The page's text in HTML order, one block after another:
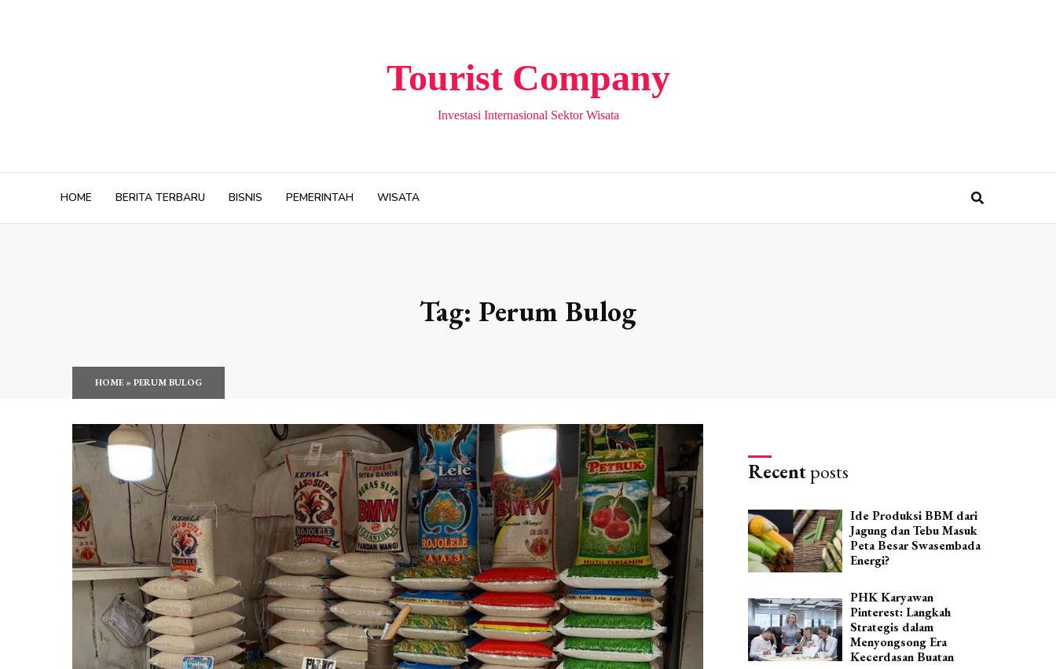
Tourist Company
Investasi Internasional Sektor Wisata
HOME BERITA TERBARU BISNIS PEMERINTAH WISATA
Tag: Perum Bulog
HOME»PERUM BULOG
Recentposts
Ide Produksi BBM dari
Jagung dan Tebu Masuk
Peta Besar Swasembada
Energi?
PHK Karyawan
Pinterest: Langkah
Strategis dalam
Menyongsong Era
Kecerdasan Buatan